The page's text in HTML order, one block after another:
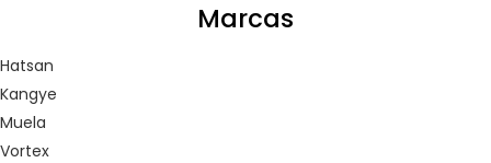
Marcas
Hatsan
Kangye
Muela
Vortex